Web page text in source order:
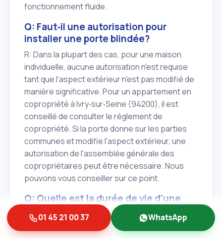
fonctionnement fluide.
Q: Faut‑il une autorisation pour
installer une porte blindée?
R: Dans la plupart des cas, pour une maison
individuelle, aucune autorisation n'est requise
tant que l'aspect extérieur n'est pas modifié de
manière significative. Pour un appartement en
copropriété à Ivry‑sur‑Seine (94200), il est
conseillé de consulter le règlement de
copropriété. Si la porte donne sur les parties
communes et modifie l'aspect extérieur, une
autorisation de l'assemblée générale des
copropriétaires peut être nécessaire. Nous
pouvons vous conseiller sur ce point.
Q: Quelle est la durée de vie d'une
R: Une porte blindée de qualité, bien installée et
01 45 21 00 37 WhatsApp